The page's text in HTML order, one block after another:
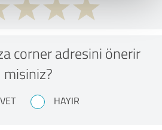
corner adresini önerir
misiniz?
HAYIR